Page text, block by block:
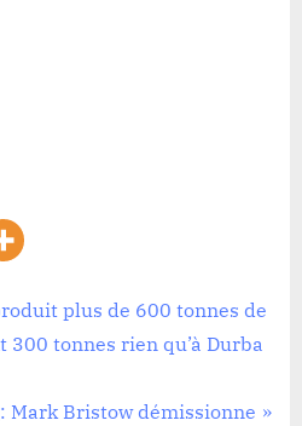
plus de 600 tonnes de
300 tonnes rien qu’à Durba
Bristow démissionne